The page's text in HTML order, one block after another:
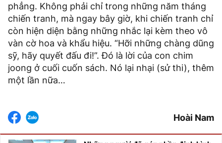
phẳng. Không phải chỉ trong những năm tháng
chiến tranh, mà ngay bây giờ, khi chiến tranh chỉ
còn hiện diện bằng những nhắc lại kèm theo vô
vàn cờ hoa và khẩu hiệu. “Hỡi những chàng dũng
sỹ, hãy quyết đấu đi!”. Đó là lời của con chim
joong ở cuối cuốn sách. Nó lại nhại (sử thi), thêm
một lần nữa…
Hoài Nam